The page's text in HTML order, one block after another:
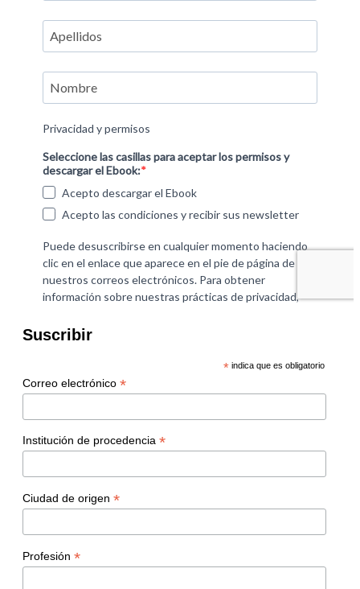
Suscribir
* indica que es obligatorio
Correo electrónico *
Institución de procedencia *
Ciudad de origen *
Profesión *